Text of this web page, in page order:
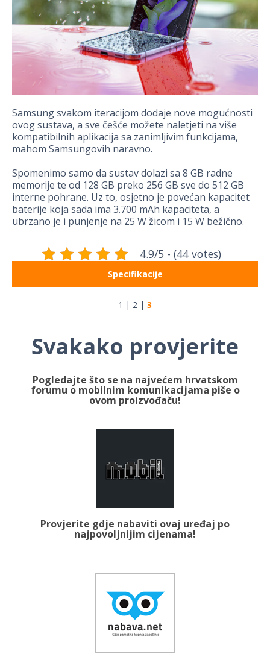
Samsung svakom iteracijom dodaje nove mogućnosti
ovog sustava, a sve češće možete naletjeti na više
kompatibilnih aplikacija sa zanimljivim funkcijama,
mahom Samsungovih naravno.
Spomenimo samo da sustav dolazi sa 8 GB radne
memorije te od 128 GB preko 256 GB sve do 512 GB
interne pohrane. Uz to, osjetno je povećan kapacitet
baterije koja sada ima 3.700 mAh kapaciteta, a
ubrzano je i punjenje na 25 W žicom i 15 W bežično.
4.9/5 - (44 votes)
Specifikacije
1 | 2 | 3
Svakako provjerite
Pogledajte što se na najvećem hrvatskom
forumu o mobilnim komunikacijama piše o
ovom proizvođaču!
Provjerite gdje nabaviti ovaj uređaj po
najpovoljnijim cijenama!